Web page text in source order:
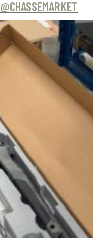
@CHASSEMARKET